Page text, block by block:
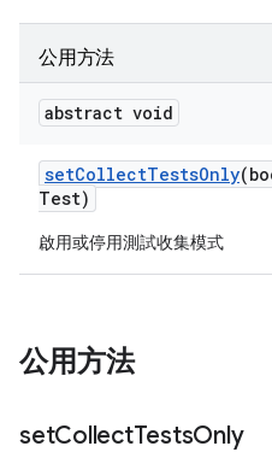
公用方法
abstract void
setCollectTestsOnly
Test)
啟用或停用測試收集模式
公用方法
setCollectTestsOnly